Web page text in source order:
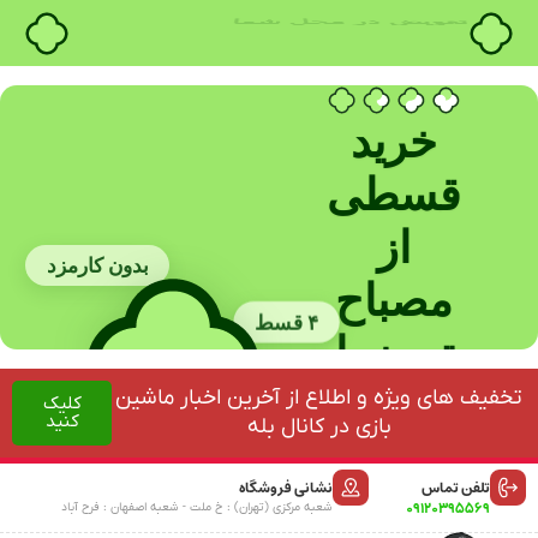
خرید قسطی با ترب‌پی
خرید
قسطی
از
مصباح
ترمز با
نصب
در
محل
بدون کارمزد
۴ قسط
بدون چک
بدون ضامن
تخفیف های ویژه و اطلاع از آخرین اخبار ماشین
بازی در کانال بله
کلیک
کنید
تلفن تماس
09120395569
نشانی فروشگاه
شعبه مرکزی (تهران) : خ ملت - شعبه اصفهان : فرح آباد